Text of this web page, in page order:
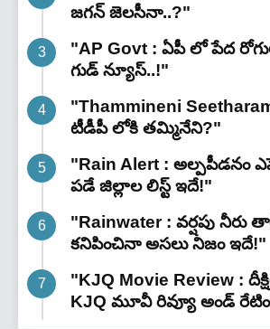
జగన్ జెలసీనా..?"
"AP Govt : ఏపీ లో పేద
గుడ్ న్యూస్..!"
"Thammineni
టీడీపీ లోకి తమ్మినేని?"
"Rain Alert : అల్పపీడనం
పడే జిల్లాల లిస్ట్ ఇదే!"
"Rainwater : వర్షపు నీరు
కనిపించినా అసలు నిజం ఇదే!"
"KJQ Movie Review :
KJQ మూవీ రివ్యూ అండ్